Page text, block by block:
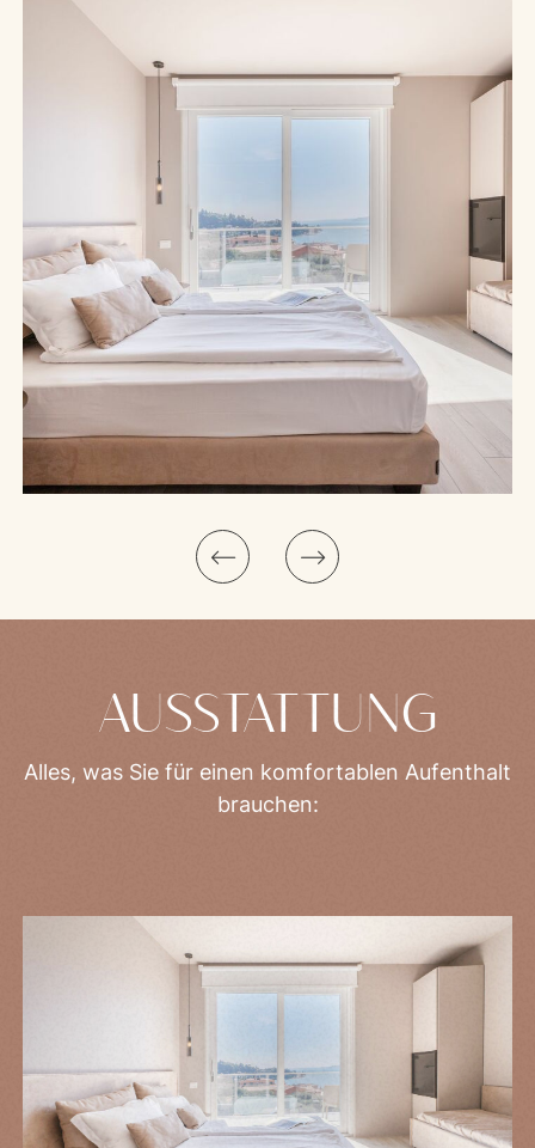
AUSSTATTUNG
Alles, was Sie für einen komfortablen Aufenthalt
brauchen: